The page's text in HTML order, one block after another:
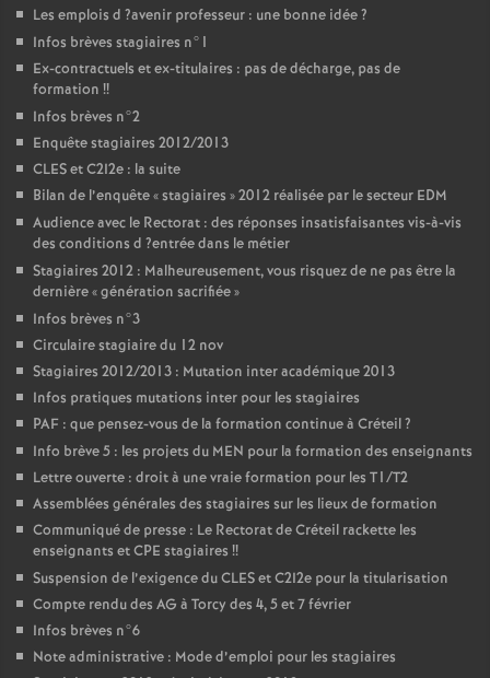
Les emplois d ?avenir professeur : une bonne idée?
Infos brèves stagiaires n°1
Ex-contractuels et ex-titulaires : pas de décharge, pas de
formation !!
Infos brèves n°2
Enquête stagiaires 2012/2013
CLESet C2I2e : la suite
Bilan de l’enquête «stagiaires » 2012 réalisée par le secteur EDM
Audience avec le Rectorat : des réponses insatisfaisantes vis-à-vis
des conditions d ?entrée dans le métier
Stagiaires 2012 : Malheureusement, vous risquez de ne pas être la
dernière «génération sacrifiée»
Infos brèves n°3
Circulaire stagiaire du 12 nov
Stagiaires 2012/2013 : Mutation inter académique 2013
Infos pratiques mutations inter pour les stagiaires
PAF : que pensez-vous de la formation continue à Créteil?
Info brève 5 : les projets du MEN pour la formation des enseignants
Lettre ouverte : droit à une vraie formation pour les T1/T2
Assemblées générales des stagiaires sur les lieux de formation
Communiqué de presse : Le Rectorat de Créteil rackette les
enseignants etCPE stagiaires !!
Suspension de l’exigence duCLESet C2I2e pour la titularisation
Compte rendu des AG à Torcy des 4, 5 et 7 février
Infos brèves n°6
Note administrative : Mode d’emploi pour les stagiaires